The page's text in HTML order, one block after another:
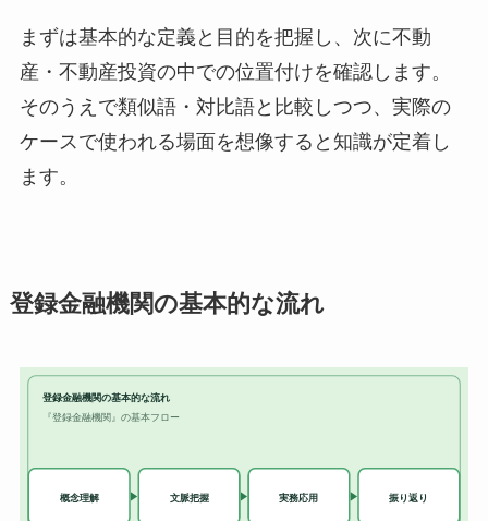
まずは基本的な定義と目的を把握し、次に不動
産・不動産投資の中での位置付けを確認します。
そのうえで類似語・対比語と比較しつつ、実際の
ケースで使われる場面を想像すると知識が定着し
ます。
登録金融機関の基本的な流れ
登録金融機関の基本的な流れ
『登録金融機関』の基本フロー
概念理解 文脈把握 実務応用 振り返り